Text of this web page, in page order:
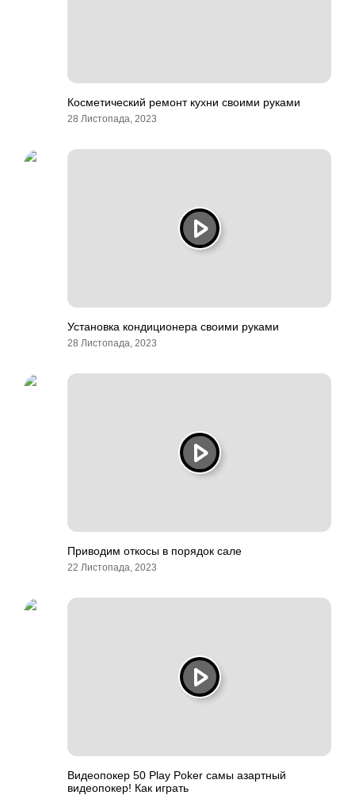
Косметический ремонт кухни своими руками
28 Листопада, 2023
Установка кондиционера своими руками
28 Листопада, 2023
Приводим откосы в порядок сале
22 Листопада, 2023
Видеопокер 50 Play Poker самы азартный
видеопокер! Как играть